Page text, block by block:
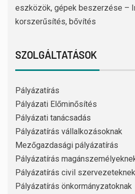
eszközök, gépek beszerzése –
korszerűsítés, bővítés
SZOLGÁLTATÁSOK
Pályázatírás
Pályázati Előminősítés
Pályázati tanácsadás
Pályázatírás vállalkozásoknak
Mezőgazdasági pályázatírás
Pályázatírás
Pályázatírás civil szervezeteknek
Pályázatírás önkormányzatoknak